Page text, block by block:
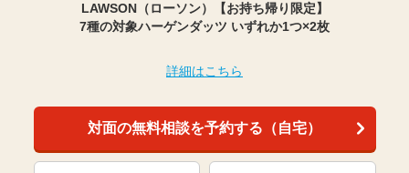
LAWSON（ローソン）【お持ち帰り限定】
7種の対象ハーゲンダッツ いずれか1つ×2枚
詳細はこちら
対面の無料相談を予約する（自宅）